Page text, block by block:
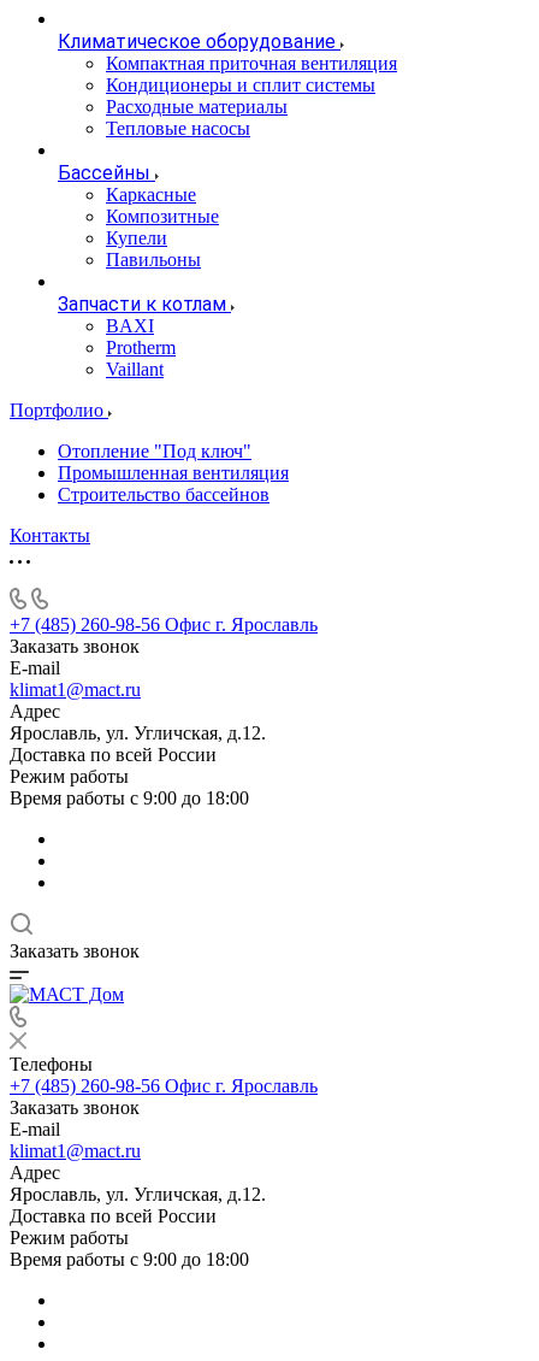
Климатическое оборудование
Компактная приточная вентиляция
Кондиционеры и сплит системы
Расходные материалы
Тепловые насосы
Бассейны
Каркасные
Композитные
Купели
Павильоны
Запчасти к котлам
BAXI
Protherm
Vaillant
Портфолио
Отопление "Под ключ"
Промышленная вентиляция
Строительство бассейнов
Контакты
+7 (485) 260-98-56 Офис г. Ярославль
Заказать звонок
E-mail
klimat1@mact.ru
Адрес
Ярославль, ул. Угличская, д.12.
Доставка по всей России
Режим работы
Время работы с 9:00 до 18:00
Заказать звонок
Телефоны
+7 (485) 260-98-56 Офис г. Ярославль
Заказать звонок
E-mail
klimat1@mact.ru
Адрес
Ярославль, ул. Угличская, д.12.
Доставка по всей России
Режим работы
Время работы с 9:00 до 18:00